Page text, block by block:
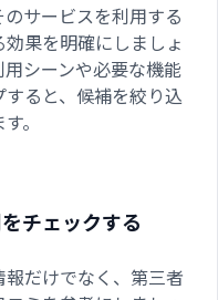
サービスを利用する
果を明確にしましょ
用シーンや必要な機能
ると、候補を絞り込
。
チェックする
だけでなく、第三者